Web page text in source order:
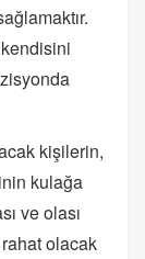
kişilerin,
kulağa
ve olası
olacak